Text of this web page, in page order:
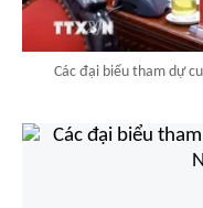
Các đại biểu tham dự